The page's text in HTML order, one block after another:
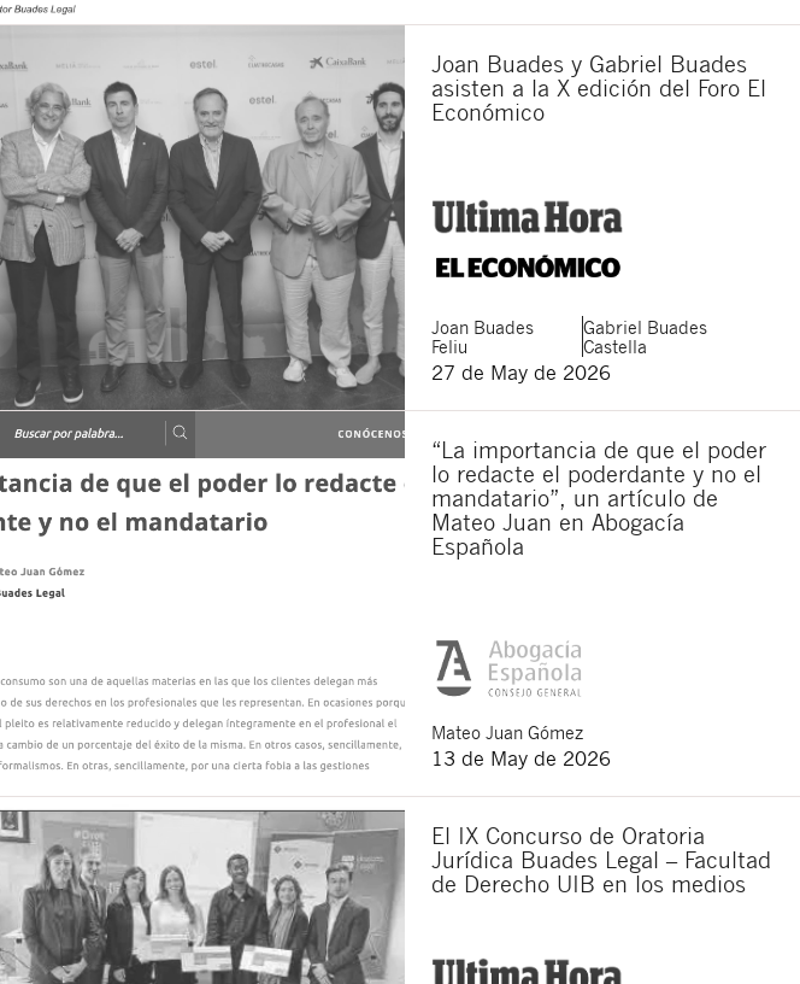
Joan Buades y Gabriel Buades
asisten a la X edición del Foro El
Económico
Joan Buades
Feliu
Gabriel Buades
Castella
27 de May de 2026
“La importancia de que el poder
lo redacte el poderdante y no el
mandatario”, un artículo de
Mateo Juan en Abogacía
Española
Mateo Juan Gómez
13 de May de 2026
El IX Concurso de Oratoria
Jurídica Buades Legal – Facultad
de Derecho UIB en los medios